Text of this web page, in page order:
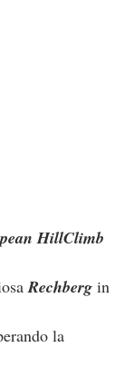
HillClimb
Rechberg in
la